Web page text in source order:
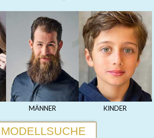
MÄNNER KINDER
MODELLSUCHE